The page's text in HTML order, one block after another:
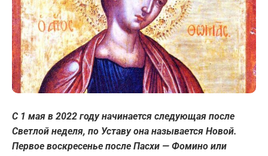
С 1 мая в 2022 году начинается следующая после
Светлой неделя, по Уставу она называется Новой.
Первое воскресенье после Пасхи — Фомино или